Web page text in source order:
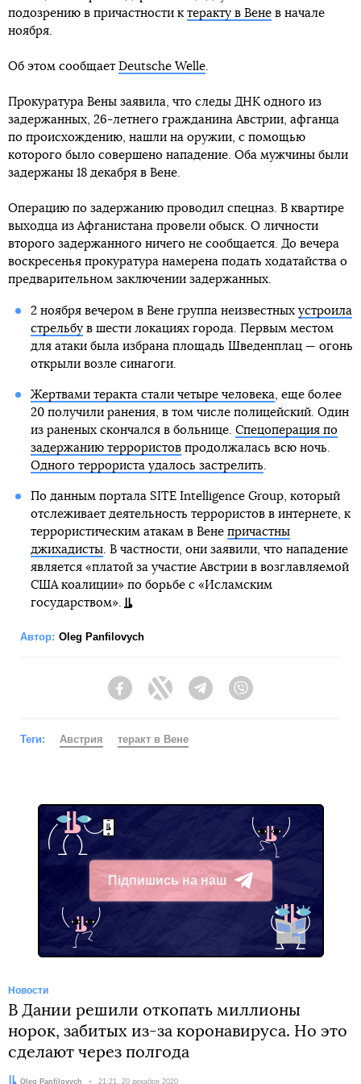
подозрению в причастности к теракту в Вене в начале
ноября.
Об этом сообщает Deutsche Welle.
Прокуратура Вены заявила, что следы ДНК одного из
задержанных, 26-летнего гражданина Австрии, афганца
по происхождению, нашли на оружии, с помощью
которого было совершено нападение. Оба мужчины были
задержаны 18 декабря в Вене.
Операцию по задержанию проводил спецназ. В квартире
выходца из Афганистана провели обыск. О личности
второго задержанного ничего не сообщается. До вечера
воскресенья прокуратура намерена подать ходатайства о
предварительном заключении задержанных.
2 ноября вечером в Вене группа неизвестных устроила
стрельбув шести локациях города. Первым местом
для атаки была избрана площадь Шведенплац — огонь
открыли возле синагоги.
Жертвами теракта стали четыре человека, еще более
20 получили ранения, в том числе полицейский. Один
из раненых скончался в больнице. Спецоперация по
задержанию террористовпродолжалась всю ночь.
Одного террориста удалось застрелить.
По данным портала SITE Intelligence Group, который
отслеживает деятельность террористов в интернете, к
террористическим атакам в Вене причастны
джихадисты. В частности, они заявили, что нападение
является «платой за участие Австрии в возглавляемой
США коалиции» по борьбе с «Исламским
государством».
Автор: Oleg Panfilovych
FacebookTwitter Telegram
Теги: Австрия теракт в Вене
Підпишись на наш
Telegram
Новости
В Дании решили откопать миллионы
норок, забитых из-за коронавируса. Но это
сделают через полгода
Автор:
Oleg Panfilovych Дата:
21:21, 20 декабря 2020